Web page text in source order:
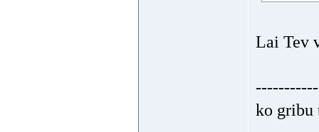
Lai Tev
ko gribu